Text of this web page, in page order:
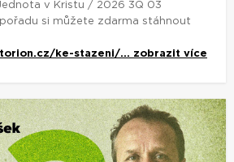
v Kristu / 2026 3Q 03
si můžete zdarma stáhnout
ke-stazeni/... zobrazit více